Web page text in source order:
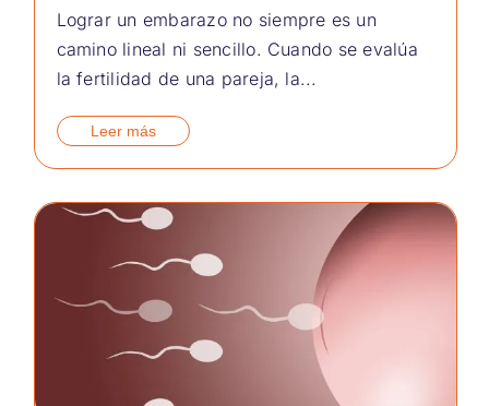
Lograr un embarazo no siempre es un
camino lineal ni sencillo. Cuando se evalúa
la fertilidad de una pareja, la...
Leer más